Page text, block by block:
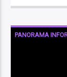
PANORAMA